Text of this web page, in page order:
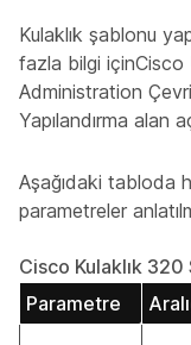
Kulaklık şablonu
fazla bilgi
Administration
Yapılandırma alan
Aşağıdaki tabloda
parametreler
Cisco Kulaklık
Parametre